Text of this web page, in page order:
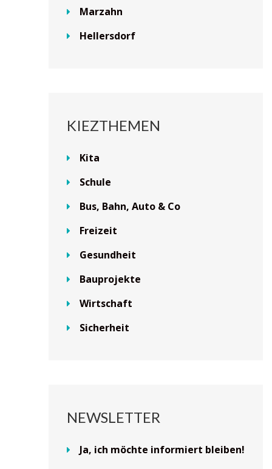
Marzahn
Hellersdorf
KIEZTHEMEN
Kita
Schule
Bus, Bahn, Auto & Co
Freizeit
Gesundheit
Bauprojekte
Wirtschaft
Sicherheit
NEWSLETTER
Ja, ich möchte informiert bleiben!